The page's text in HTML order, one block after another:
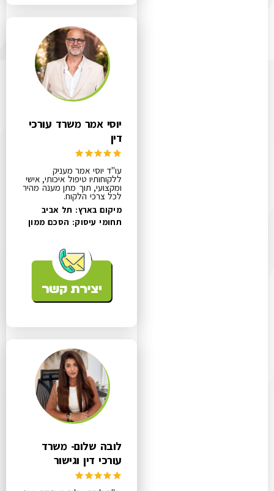
יוסי אמר משרד עורכי
דין
עו"ד יוסי אמר מעניק
ללקוחותיו טיפול איכותי, אישי
ומקצועי, תוך מתן מענה מהיר
לכל צרכי הלקוח.
מיקום בארץ: תל אביב
תחומי עיסוק: הסכם ממון
לובה שלום- משרד
עורכי דין וגישור